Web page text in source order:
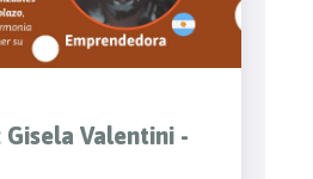
Valentini -